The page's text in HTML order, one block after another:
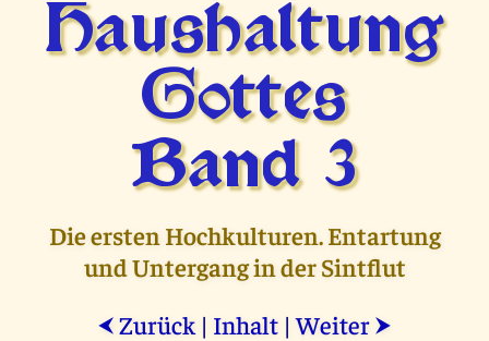
Haushaltung
Gottes
Band 3
Die ersten Hochkulturen. Entartung
und Untergang in der Sintflut
⮜ Zurück | Inhalt |Weiter ⮞